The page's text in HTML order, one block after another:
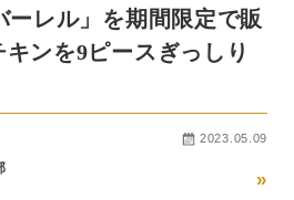
レル」を期間限定で販
ンを9ピースぎっしり
2023.05.09
»